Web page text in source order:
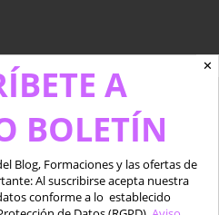
de precisión
✕
A
BOLETÍN
Blog, Formaciones y las ofertas de
Al suscribirse acepta nuestra
conforme a lo establecido